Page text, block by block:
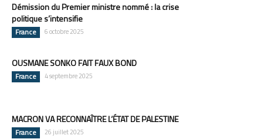
Démission du Premier ministre nommé : la crise
politique s’intensifie
France 6 octobre 2025
OUSMANE SONKO FAIT FAUX BOND
France 4 septembre 2025
MACRON VA RECONNAÎTRE L’ÉTAT DE PALESTINE
France 26 juillet 2025